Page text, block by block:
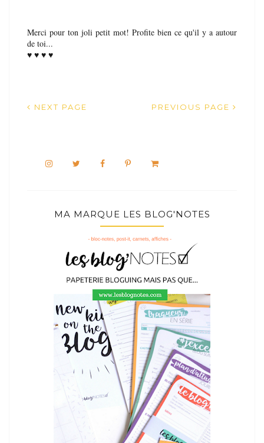
Merci pour ton joli petit mot! Profite bien ce qu'il y a autour
de toi...
♥ ♥ ♥ ♥
NEXT PAGE PREVIOUS PAGE
MA MARQUE LES BLOG'NOTES